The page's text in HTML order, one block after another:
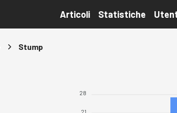
Articoli Statistiche
Stump
28
21